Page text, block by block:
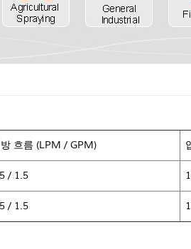
흐름 (LPM / GPM)
/ 1.5
/ 1.5